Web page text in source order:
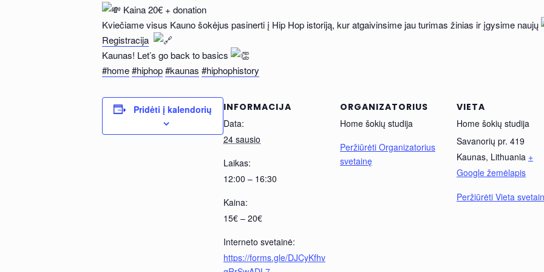
Kaina 20€ + donation
Kviečiame visus Kauno šokėjus pasinerti į Hip Hop istoriją, kur atgaivinsime jau turimas žinias ir įgysime naujų
Registracija
Kaunas! Let’s go back to basics
#home#hiphop#kaunas #hiphophistory
Pridėti į kalendorių
INFORMACIJA
Data:
24 sausio
Laikas:
12:00 – 16:30
Kaina:
15€ – 20€
Interneto svetainė:
https://forms.gle/DJCyKfhv
ORGANIZATORIUS
Home šokių studija
Peržiūrėti Organizatorius
svetainę
VIETA
Home šokių studija
Savanorių pr. 419
Kaunas, Lithuania +
Google žemėlapis
Peržiūrėti Vieta